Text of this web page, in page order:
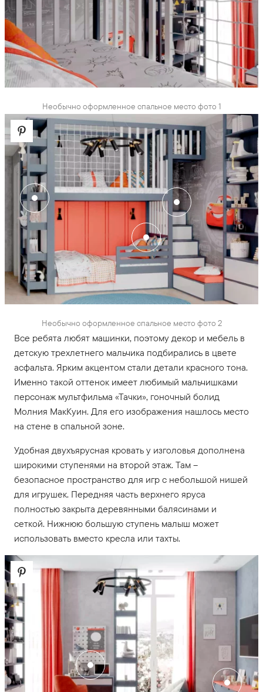
Необычно оформленное спальное место фото 1
Необычно оформленное спальное место фото 2
Все ребята любят машинки, поэтому декор и мебель в
детскую трехлетнего мальчика подбирались в цвете
асфальта. Ярким акцентом стали детали красного тона.
Именно такой оттенок имеет любимый мальчишками
персонаж мультфильма «Тачки», гоночный болид
Молния МакКуин. Для его изображения нашлось место
на стене в спальной зоне.
Удобная двухъярусная кровать у изголовья дополнена
широкими ступенями на второй этаж. Там –
безопасное пространство для игр с небольшой нишей
для игрушек. Передняя часть верхнего яруса
полностью закрыта деревянными балясинами и
сеткой. Нижнюю большую ступень малыш может
использовать вместо кресла или тахты.